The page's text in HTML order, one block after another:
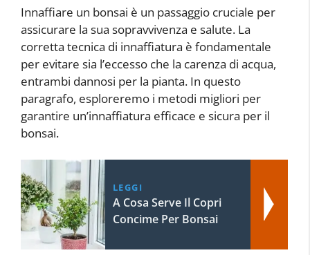
Innaffiare un bonsai è un passaggio cruciale per
assicurare la sua sopravvivenza e salute. La
corretta tecnica di innaffiatura è fondamentale
per evitare sia l’eccesso che la carenza di acqua,
entrambi dannosi per la pianta. In questo
paragrafo, esploreremo i metodi migliori per
garantire un’innaffiatura efficace e sicura per il
bonsai.
LEGGI
A Cosa Serve Il Copri
Concime Per Bonsai